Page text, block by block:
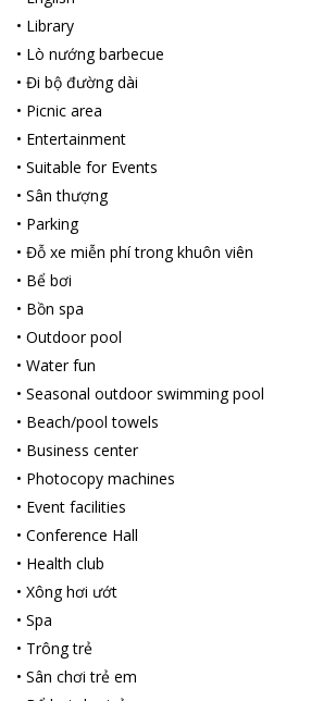
• Library
• Lò nướng barbecue
• Đi bộ đường dài
• Picnic area
• Entertainment
• Suitable for Events
• Sân thượng
• Parking
• Đỗ xe miễn phí trong khuôn viên
• Bể bơi
• Bồn spa
• Outdoor pool
• Water fun
• Seasonal outdoor swimming pool
• Beach/pool towels
• Business center
• Photocopy machines
• Event facilities
• Conference Hall
• Health club
• Xông hơi ướt
• Spa
• Trông trẻ
• Sân chơi trẻ em